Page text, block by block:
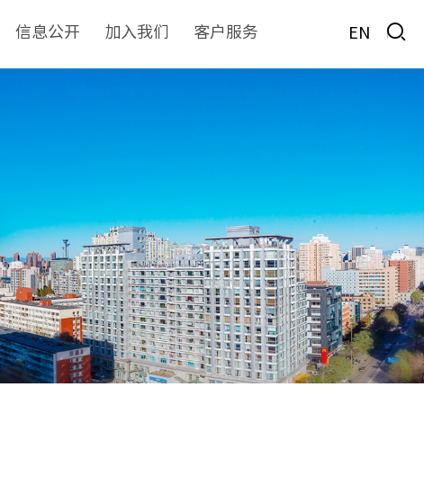
信息公开 加入我们 客户服务 EN